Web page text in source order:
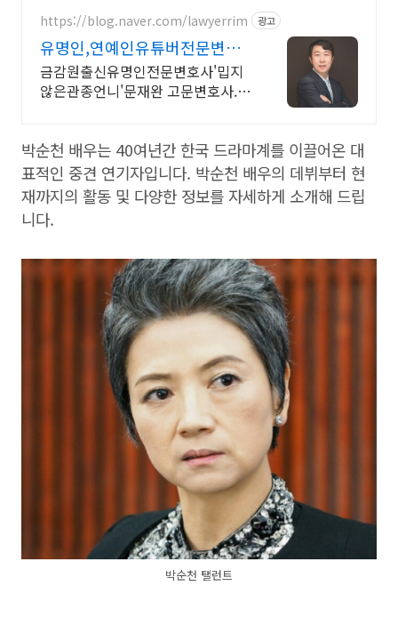
https://blog.naver.com/lawyerrim 광고
유명인,연예인유튜버전문변호
사
금감원출신유명인전문변호사'밉지
않은관종언니'문재완 고문변호사.유
등 70여명전문가협업가능
박순천 배우는 40여년간 한국 드라마계를 이끌어온 대
표적인 중견 연기자입니다. 박순천 배우의 데뷔부터 현
재까지의 활동 및 다양한 정보를 자세하게 소개해 드립
니다.
박순천 탤런트